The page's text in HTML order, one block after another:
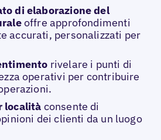
di elaborazione del
offre approfondimenti
accurati, personalizzati per
rivelare i punti di
operativi per contribuire
località consente di
dei clienti da un luogo